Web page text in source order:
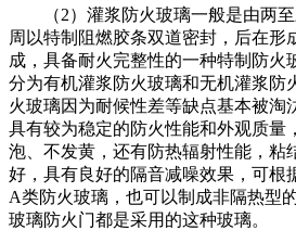
（2）灌浆防火玻璃一般是由两至
周以特制阻燃胶条双道密封，后在形
成，具备耐火完整性的一种特制防火
分为有机灌浆防火玻璃和无机灌浆防
火玻璃因为耐候性差等缺点基本被淘
具有较为稳定的防火性能和外观质量
泡、不发黄，还有防热辐射性能，粘
好，具有良好的隔音减噪效果，可根
A类防火玻璃，也可以制成非隔热型
玻璃防火门都是采用的这种玻璃。